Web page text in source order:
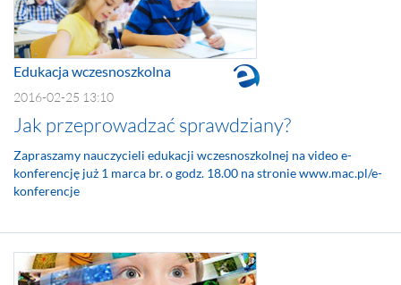
Edukacja wczesnoszkolna
2016-02-25 13:10
Jak przeprowadzać sprawdziany?
Zapraszamy nauczycieli edukacji wczesnoszkolnej na video e-
konferencję już 1 marca br. o godz. 18.00 na stronie www.mac.pl/e-
konferencje